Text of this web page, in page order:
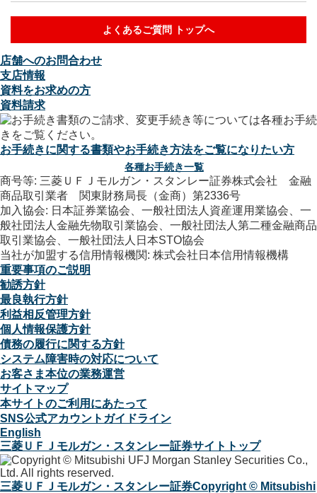
よくあるご質問 トップへ
店舗へのお問合わせ
支店情報
資料をお求めの方
資料請求
お手続きに関する書類やお手続き方法をご覧になりたい方
各種お手続き一覧
商号等: 三菱ＵＦＪモルガン・スタンレー証券株式会社 金融
商品取引業者 関東財務局長（金商）第2336号
加入協会: 日本証券業協会、一般社団法人資産運用業協会、一
般社団法人金融先物取引業協会、一般社団法人第二種金融商品
取引業協会、一般社団法人日本STO協会
当社が加盟する信用情報機関: 株式会社日本信用情報機構
重要事項のご説明
勧誘方針
最良執行方針
利益相反管理方針
個人情報保護方針
債務の履行に関する方針
システム障害時の対応について
お客さま本位の業務運営
サイトマップ
本サイトのご利用にあたって
SNS公式アカウントガイドライン
English
三菱ＵＦＪモルガン・スタンレー証券サイトトップ
三菱ＵＦＪモルガン・スタンレー証券Copyright © Mitsubishi